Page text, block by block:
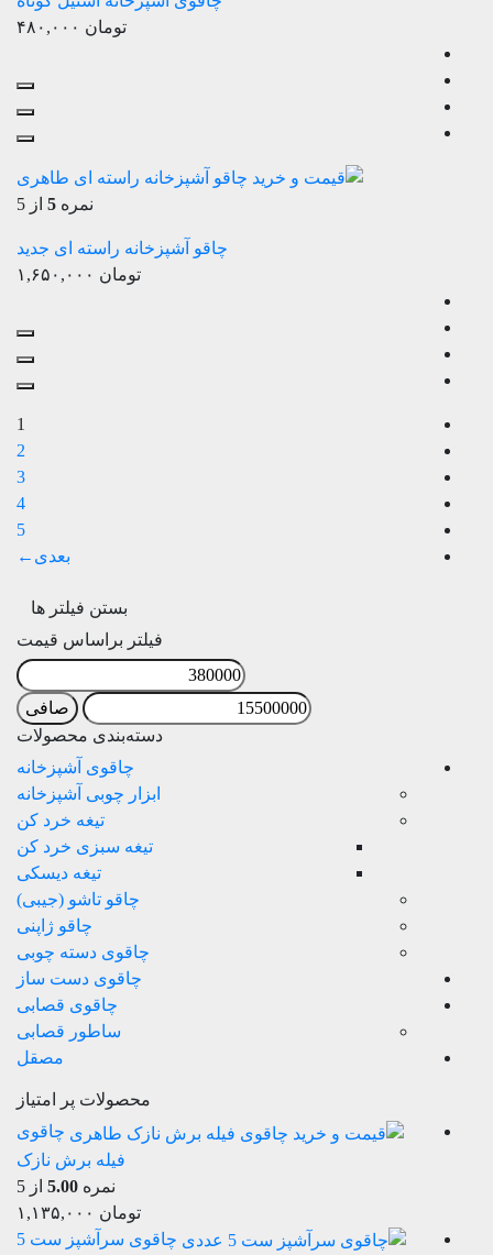
تومان
نمره 5 از 5
چاقو آشپزخانه راسته ای جدید
تومان
1
2
3
4
5
←
بستن فیلتر ها
فیلتر براساس قیمت
حداقل
قیمت
صافی
دسته‌بندی محصولات
چاقوی آشپزخانه
ابزار چوبی آشپزخانه
تیغه خرد کن
تيغه سبزی خرد کن
تیغه دیسکی
چاقو تاشو (جیبی)
چاقو ژاپنی
چاقوی دسته چوبی
چاقوی دست‌ ساز
چاقوی قصابی
ساطور قصابی
مصقل
محصولات پر امتیاز
چاقوی
فیله برش نازک
نمره 5.00 از 5
تومان
چاقوی سرآشپز ست 5